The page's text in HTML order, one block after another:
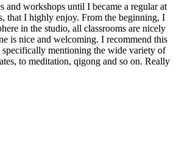
and workshops until I became a regular at
that I highly enjoy. From the beginning, I
in the studio, all classrooms are nicely
is nice and welcoming. I recommend this
specifically mentioning the wide variety of
to meditation, qigong and so on. Really